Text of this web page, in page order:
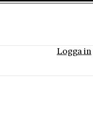
Logga in